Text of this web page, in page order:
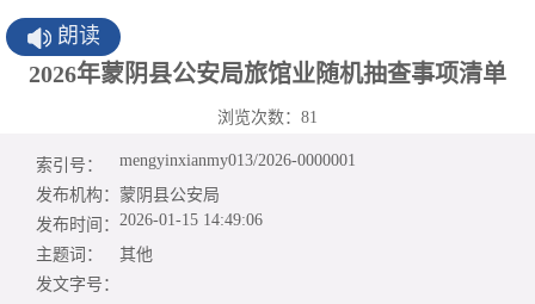
朗读
2026年蒙阴县公安局旅馆业随机抽查事项清单
浏览次数： 81
索引号：
mengyinxianmy013/2026-0000001
发布机构： 蒙阴县公安局
发布时间： 2026-01-15 14:49:06
主题词：
其他
发文字号：